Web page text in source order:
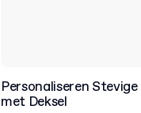
Personaliseren
met Deksel